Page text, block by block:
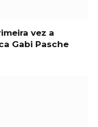
vez a
Gabi Pasche